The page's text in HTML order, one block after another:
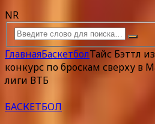
NR
ГлавнаяБаскетболТайс Бэттл
конкурс по броскам сверху в
лиги ВТБ
БАСКЕТБОЛ